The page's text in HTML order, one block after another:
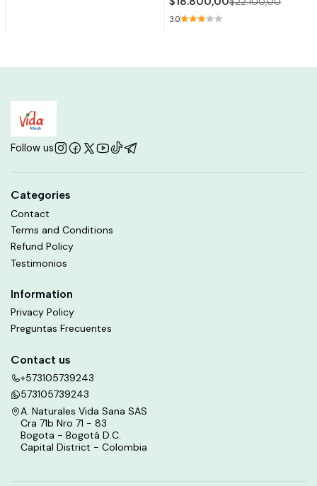
3.0
Follow us
Categories
Contact
Terms and Conditions
Refund Policy
Testimonios
Information
Privacy Policy
Preguntas Frecuentes
Contact us
+573105739243
573105739243
A. Naturales Vida Sana SAS
Cra 71b Nro 71 - 83
Bogota - Bogotá D.C.
Capital District - Colombia